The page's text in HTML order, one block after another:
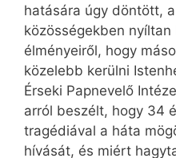
hatására úgy döntött,
közösségekben
élményeiről, hogy
közelebb kerülni
Érseki Papnevelő
arról beszélt, hogy 34
tragédiával a háta
hívását, és miért